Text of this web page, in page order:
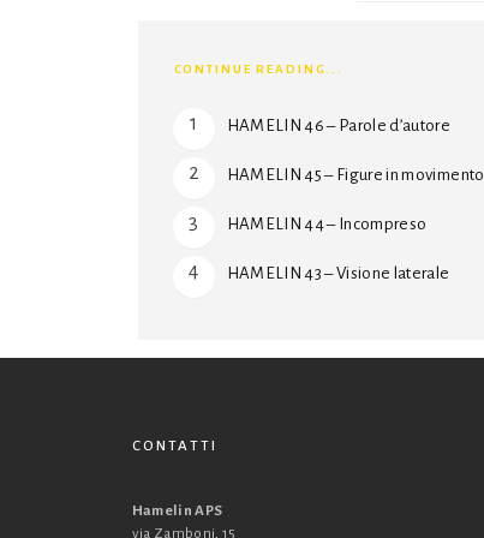
CONTINUE READING...
HAMELIN 46 – Parole d’autore
HAMELIN 45 – Figure in movimento
HAMELIN 44 – Incompreso
HAMELIN 43 – Visione laterale
CONTATTI
Hamelin APS
via Zamboni, 15